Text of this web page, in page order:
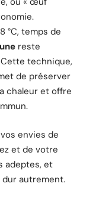
°C, temps de
reste
technique,
de préserver
chaleur et offre
envies de
et de votre
adeptes, et
autrement.